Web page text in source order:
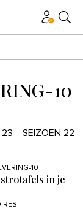
10
23 SEIZOEN 22
10
in je